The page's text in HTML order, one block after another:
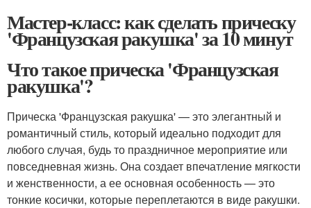
Мастер-класс: как сделать прическу
'Французская ракушка' за 10 минут
Что такое прическа 'Французская
ракушка'?
Прическа 'Французская ракушка' — это элегантный и
романтичный стиль, который идеально подходит для
любого случая, будь то праздничное мероприятие или
повседневная жизнь. Она создает впечатление мягкости
и женственности, а ее основная особенность — это
тонкие косички, которые переплетаются в виде ракушки.